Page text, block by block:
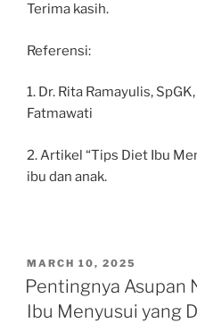
Terima kasih.
Referensi:
1. Dr. Rita Ramayulis,
Fatmawati
2. Artikel “Tips Diet Ibu
ibu dan anak.
POSTED
ON
MARCH 10, 2025
Pentingnya Asupan
Ibu Menyusui yang